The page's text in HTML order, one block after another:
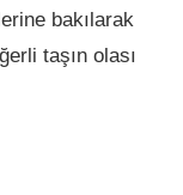
bakılarak
taşın olası